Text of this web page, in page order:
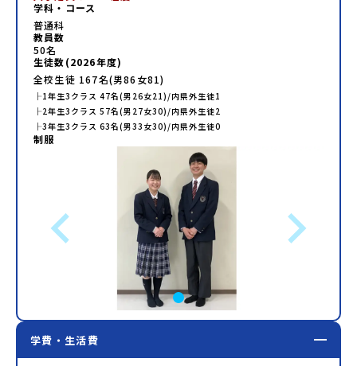
学科・コース
普通科
教員数
50名
生徒数(2026年度)
全校生徒 167名(男86 女81)
├1年生3 クラス 47名(男 26女21)/内県外生徒1
├2年生3 クラス 57名(男 27女30)/内県外生徒2
├3年生3 クラス 63名(男33 女30)/内県外生徒0
制服
学費・生活費